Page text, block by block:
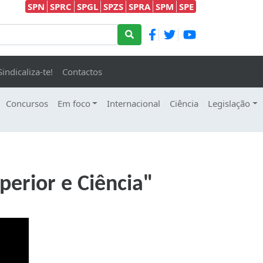
SPN SPRC SPGL SPZS SPRA SPM SPE
te! Contactos
Concursos Em foco Internacional Ciência Legislação
e Ciência"